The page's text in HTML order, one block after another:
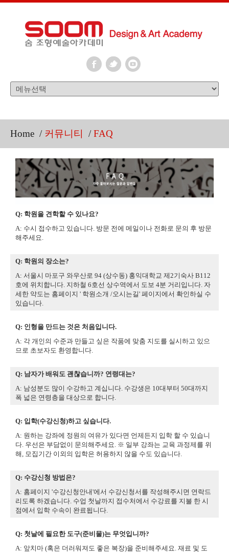
Home / 커뮤니티 / FAQ
Q: 학원을 견학할 수 있나요?
A: 수시 접수하고 있습니다. 방문 전에 메일이나 전화로 문의 후 방문
해주세요.
Q: 학원의 장소는?
A: 서울시 마포구 와우산로 94 (상수동) 홍익대학교 제2기숙사 B112
호에 위치합니다. 지하철 6호선 상수역에서 도보 4분 거리입니다. 자
세한 약도는 홈페이지 ' 학원소개 /오시는길' 페이지에서 확인하실 수
있습니다.
Q: 인형을 만드는 것은 처음입니다.
A: 각 개인의 수준과 만들고 싶은 작품에 맞춤 지도를 실시하고 있으
므로 초보자도 환영합니다.
Q: 남자가 배워도 괜찮습니까? 연령대는?
A: 남성분도 많이 수강하고 계십니다. 수강생은 10대부터 50대까지
폭 넓은 연령층을 대상으로 합니다.
Q: 입학(수강신청)하고 싶습니다.
A: 원하는 강좌에 정원의 여유가 있다면 언제든지 입학 할 수 있습니
다. 우선은 부담없이 문의해주세요. ※ 일부 강좌는 교육 과정제를 위
해, 모집기간 이외의 입학은 허용하지 않을 수도 있습니다.
Q: 수강신청 방법은?
A: 홈페이지 '수강신청안내'에서 수강신청서를 작성해주시면 연락드
리도록 하겠습니다. 수업 첫날까지 접수처에서 수강료를 지불 한 시
점에서 입학 수속이 완료됩니다.
Q: 첫날에 필요한 도구(준비물)는 무엇입니까?
A: 앞치마 (혹은 더러워져도 좋은 복장)을 준비해주세요. 재료 및 도